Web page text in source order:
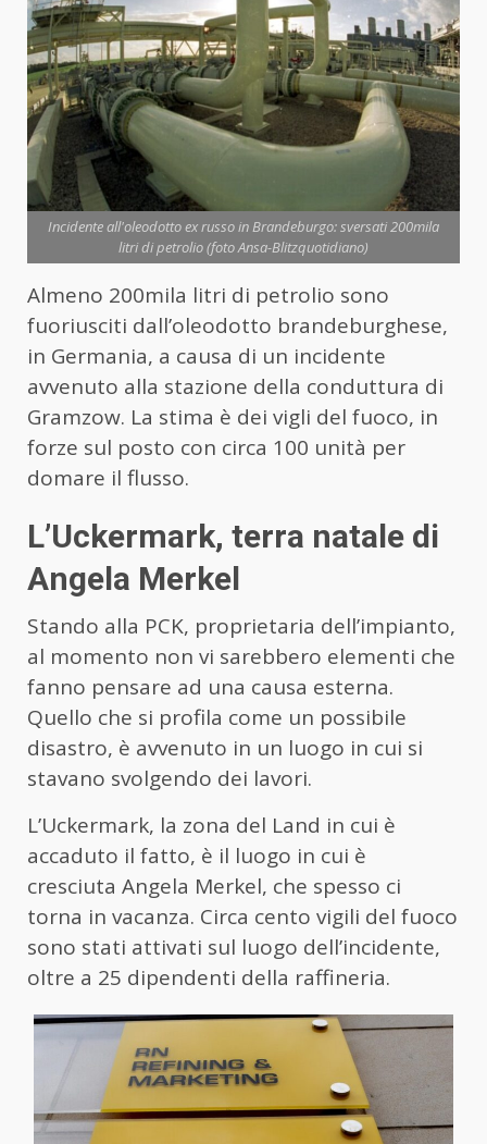
Incidente all'oleodotto ex russo in Brandeburgo: sversati 200mila
litri di petrolio (foto Ansa-Blitzquotidiano)
Almeno 200mila litri di petrolio sono
fuoriusciti dall’oleodotto brandeburghese,
in Germania, a causa di un incidente
avvenuto alla stazione della conduttura di
Gramzow. La stima è dei vigli del fuoco, in
forze sul posto con circa 100 unità per
domare il flusso.
L’Uckermark, terra natale di
Angela Merkel
Stando alla PCK, proprietaria dell’impianto,
al momento non vi sarebbero elementi che
fanno pensare ad una causa esterna.
Quello che si profila come un possibile
disastro, è avvenuto in un luogo in cui si
stavano svolgendo dei lavori.
L’Uckermark, la zona del Land in cui è
accaduto il fatto, è il luogo in cui è
cresciuta Angela Merkel, che spesso ci
torna in vacanza. Circa cento vigili del fuoco
sono stati attivati sul luogo dell’incidente,
oltre a 25 dipendenti della raffineria.